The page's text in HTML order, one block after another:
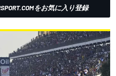
をお気に入り登録